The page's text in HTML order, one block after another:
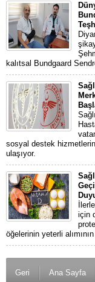
kalıtsal Bundgaard
sosyal destek
ulaşıyor.
için
öğelerinin yeterli
Geri Ana Sayfa